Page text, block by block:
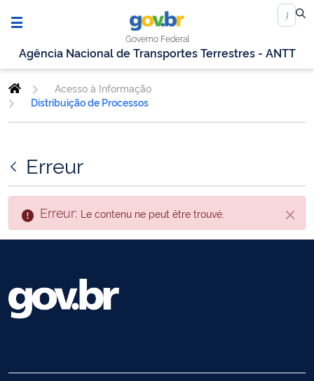
Governo Federal
Agência Nacional de Transportes Terrestres - ANTT
Acesso à Informação
Distribuição de Processos
Erreur
Fin
Erreur: Le contenu ne peut être trouvé.